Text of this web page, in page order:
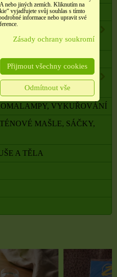
OLEJE SALOOS
VOSKU
A ŠIŠKY,
VYKUŘOVÁNÍ
MAŠLE, SÁČKY,
A TĚLA
nebo jiných zemích. Kliknutím na
vyjadřujete svůj souhlas s tímto
informace nebo upravit své
Zásady ochrany soukromí
Přijmout všechny cookies
Odmítnout vše